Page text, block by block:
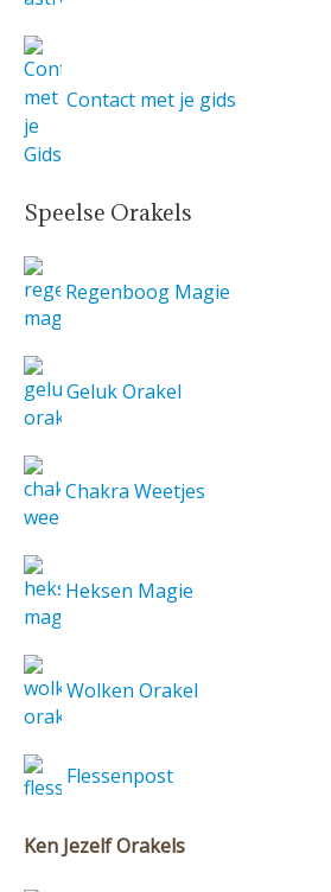
Contact met je gids
Speelse Orakels
Regenboog Magie
Geluk Orakel
Chakra Weetjes
Heksen Magie
Wolken Orakel
Flessenpost
Ken Jezelf Orakels